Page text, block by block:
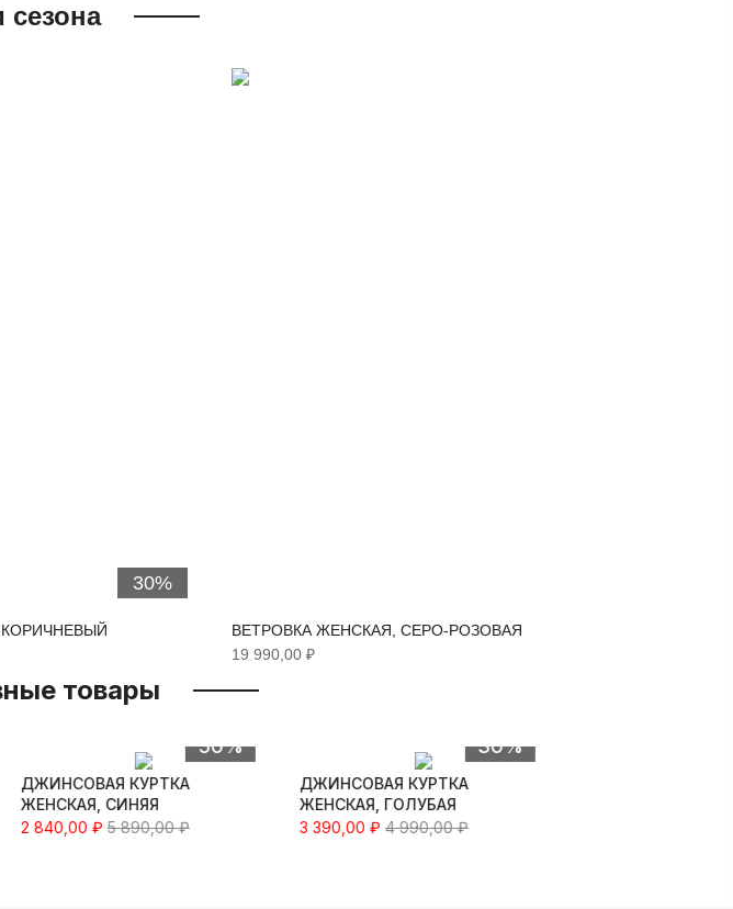
сезона
30%
ВЕТРОВКА ЖЕНСКАЯ, СЕРО-РОЗОВАЯ
19 990,00 ₽
товары
Быстрый просмотр
50%
ДЖИНСОВАЯ КУРТКА
ЖЕНСКАЯ, СИНЯЯ
2 840,00 ₽ 5 890,00 ₽
30%
ДЖИНСОВАЯ КУРТКА
ЖЕНСКАЯ, ГОЛУБАЯ
3 390,00 ₽ 4 990,00 ₽